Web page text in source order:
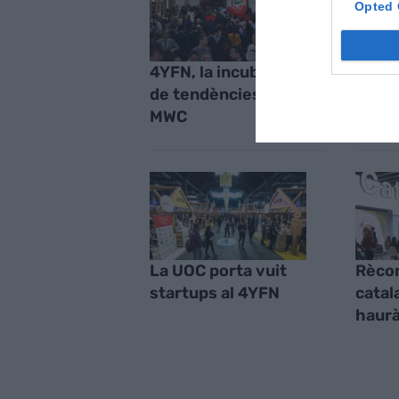
Opted
4YFN, la incubadora
de tendències del
MWC
Pere
La UOC porta vuit
startups al 4YFN